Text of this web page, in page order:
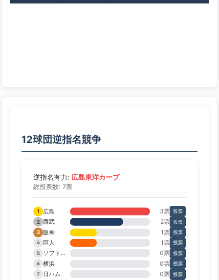
12球団逆指名競争
逆指名有力: 広島東洋カープ
総投票数: 7票
1 広島 3票 投票
2 西武 2票 投票
3 阪神 1票 投票
4 巨人 1票 投票
5
ソフトバンク 0票 投票
6 横浜 0票 投票
7
日ハム 0票 投票